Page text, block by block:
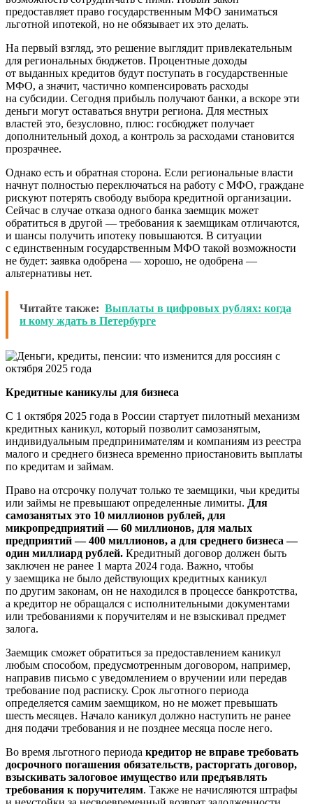
предоставляет право государственным МФО заниматься
льготной ипотекой, но не обязывает их это делать.
На первый взгляд, это решение выглядит привлекательным
для региональных бюджетов. Процентные доходы
от выданных кредитов будут поступать в государственные
МФО, а значит, частично компенсировать расходы
на субсидии. Сегодня прибыль получают банки, а вскоре эти
деньги могут оставаться внутри региона. Для местных
властей это, безусловно, плюс: госбюджет получает
дополнительный доход, а контроль за расходами становится
прозрачнее.
Однако есть и обратная сторона. Если региональные власти
начнут полностью переключаться на работу с МФО, граждане
рискуют потерять свободу выбора кредитной организации.
Сейчас в случае отказа одного банка заемщик может
обратиться в другой — требования к заемщикам отличаются,
и шансы получить ипотеку повышаются. В ситуации
с единственным государственным МФО такой возможности
не будет: заявка одобрена — хорошо, не одобрена —
альтернативы нет.
Читайте также: Выплаты в цифровых рублях: когда
и кому ждать в Петербурге
Кредитные каникулы для бизнеса
С 1 октября 2025 года в России стартует пилотный механизм
кредитных каникул, который позволит самозанятым,
индивидуальным предпринимателям и компаниям из реестра
малого и среднего бизнеса временно приостановить выплаты
по кредитам и займам.
Право на отсрочку получат только те заемщики, чьи кредиты
или займы не превышают определенные лимиты. Для
самозанятых это 10 миллионов рублей, для
микропредприятий — 60 миллионов, для малых
предприятий — 400 миллионов, а для среднего бизнеса —
один миллиард рублей. Кредитный договор должен быть
заключен не ранее 1 марта 2024 года. Важно, чтобы
у заемщика не было действующих кредитных каникул
по другим законам, он не находился в процессе банкротства,
а кредитор не обращался с исполнительными документами
или требованиями к поручителям и не взыскивал предмет
залога.
Заемщик сможет обратиться за предоставлением каникул
любым способом, предусмотренным договором, например,
направив письмо с уведомлением о вручении или передав
требование под расписку. Срок льготного периода
определяется самим заемщиком, но не может превышать
шесть месяцев. Начало каникул должно наступить не ранее
дня подачи требования и не позднее месяца после него.
Во время льготного периода кредитор не вправе требовать
досрочного погашения обязательств, расторгать договор,
взыскивать залоговое имущество или предъявлять
требования к поручителям. Также не начисляются штрафы